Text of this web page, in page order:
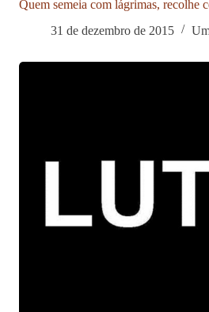
Quem semeia com lágrimas, recolhe
31 de dezembro de 2015